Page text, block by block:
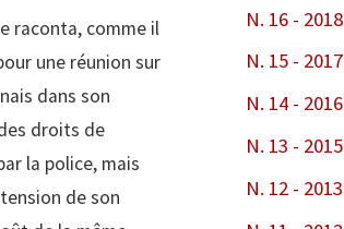
raconta, comme il
une réunion sur
dans son
droits de
la police, mais
de son
N. 16 - 2018
N. 15 - 2017
N. 14 - 2016
N. 13 - 2015
N. 12 - 2013